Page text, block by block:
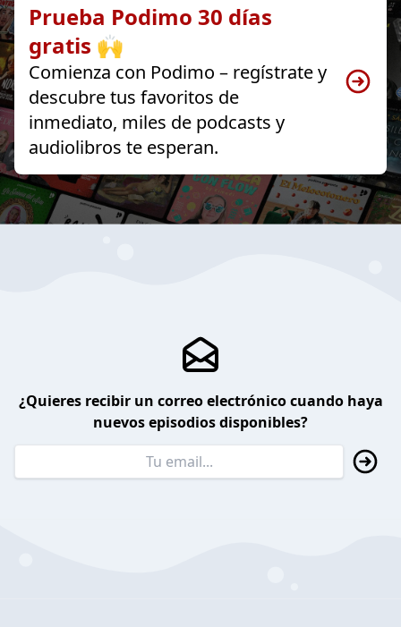
Prueba Podimo 30 días
gratis 🙌
Comienza con Podimo – regístrate y
descubre tus favoritos de
inmediato, miles de podcasts y
audiolibros te esperan.
¿Quieres recibir un correo electrónico cuando haya
nuevos episodios disponibles?